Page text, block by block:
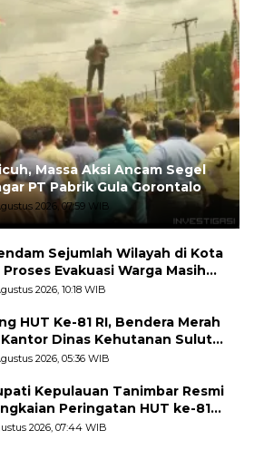
Massa Aksi Ancam Segel
PT Pabrik Gula Gorontalo
2026, 07:59 WIB
Sejumlah Wilayah di Kota
Evakuasi Warga Masih
2026, 10:18 WIB
HUT Ke-81 RI, Bendera Merah
Dinas Kehutanan Sulut
2026, 05:36 WIB
Kepulauan Tanimbar Resmi
Peringatan HUT ke-81
RI, ASN Diajak Perkuat
2026, 07:44 WIB